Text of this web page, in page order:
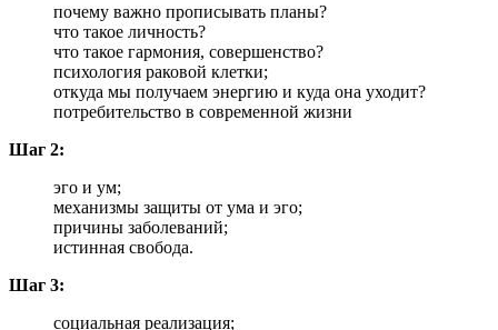
почему важно прописывать планы?
что такое личность?
что такое гармония, совершенство?
психология раковой клетки;
откуда мы получаем энергию и куда она уходит?
потребительство в современной жизни
Шаг 2:
эго и ум;
механизмы защиты от ума и эго;
причины заболеваний;
истинная свобода.
Шаг 3:
социальная реализация;